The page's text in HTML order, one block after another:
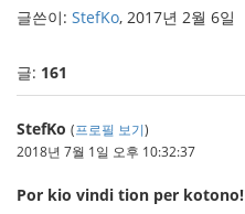
글쓴이: StefKo, 2017년 2월 6일
글: 161
StefKo (프로필 보기)
2018년 7월 1일 오후 10:32:37
Por kio vindi tion per kotono!